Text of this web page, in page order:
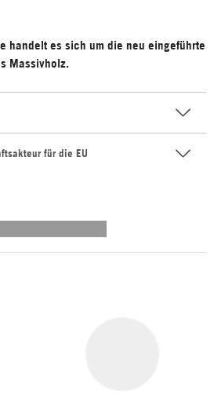
handelt es sich um die neu eingeführte
Massivholz.
für die EU